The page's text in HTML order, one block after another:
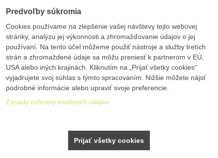
Predvoľby súkromia
Cookies používame na zlepšenie vašej návštevy tejto webovej
stránky, analýzu jej výkonnosti a zhromažďovanie údajov o jej
používaní. Na tento účel môžeme použiť nástroje a služby tretích
strán a zhromaždené údaje sa môžu preniesť k partnerom v EÚ,
USA alebo iných krajinách. Kliknutím na „Prijať všetky cookies“
vyjadrujete svoj súhlas s týmto spracovaním. Nižšie môžete nájsť
podrobné informácie alebo upraviť svoje preferencie.
Zásady ochrany osobných údajov
Prijať všetky cookies